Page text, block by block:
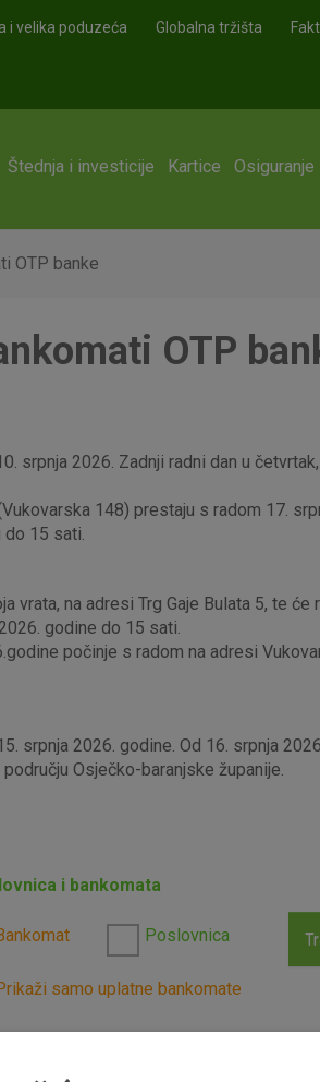
i velika poduzeća Globalna tržišta
Štednja i investicije Kartice Osiguranje
OTP banke
OTP
srpnja 2026. Zadnji radni dan u
148) prestaju s radom 17.
15 sati.
vrata, na adresi Trg Gaje Bulata 5, te
godine do 15 sati.
počinje s radom na adresi
srpnja 2026. godine. Od 16. srpnja
Osječko-baranjske županije.
i bankomata
Poslovnica
samo uplatne bankomate